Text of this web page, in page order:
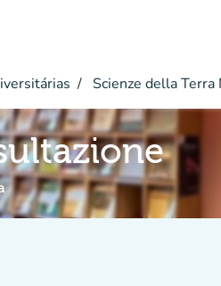
Scienze della Terra